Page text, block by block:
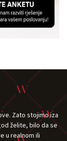
Zato stojimo iza
želite, bilo da se
u realnom ili